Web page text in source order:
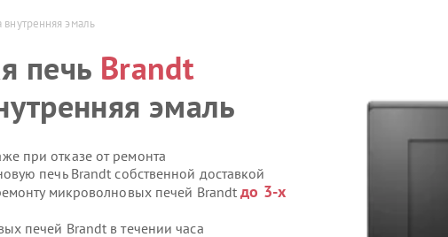
эмаль
печь Brandt
эмаль
при отказе от ремонта
печь Brandt собственной доставкой
микроволновых печей Brandtдо 3-х
печей Brandt в течении часа